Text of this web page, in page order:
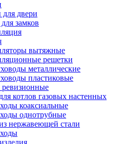
для двери
замков
вытяжные
решетки
металлические
пластиковые
котлов газовых настенных
коаксиальные
однотрубные
нержавеющей стали